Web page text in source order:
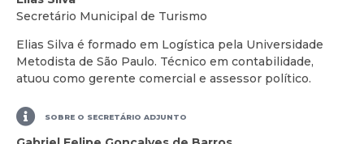
Secretário Municipal de Turismo
Elias Silva é formado em Logística pela Universidade
Metodista de São Paulo. Técnico em contabilidade,
atuou como gerente comercial e assessor político.
SOBRE O SECRETÁRIO ADJUNTO